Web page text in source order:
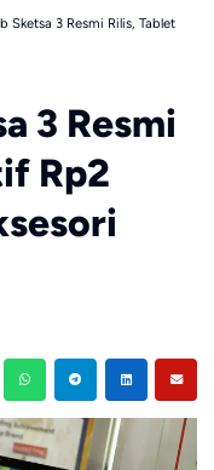
Sketsa 3 Resmi Rilis, Tablet
3 Resmi
Rp2